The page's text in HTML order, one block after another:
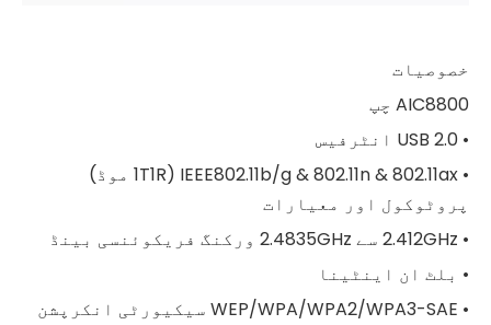
خصوصیات
AIC8800 چپ
• USB 2.0 انٹرفیس
• IEEE802.11b/g & 802.11n & 802.11ax (1T1R موڈ)
پروٹوکول اور معیارات
• 2.412GHz سے 2.4835GHz ورکنگ فریکوئنسی بینڈ
• بلٹ ان اینٹینا
• WEP/WPA/WPA2/WPA3-SAE سیکیورٹی انکرپشن